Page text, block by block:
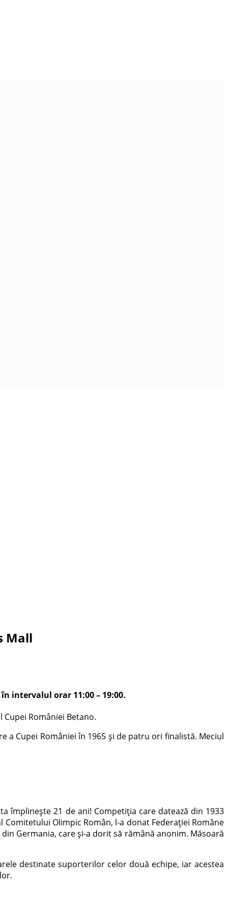
Mall
intervalul orar 11:00 – 19:00.
României Betano.
a Cupei României în 1965 și de patru ori finalistă. Meciul
împlinește 21 de ani! Competiția care datează din 1933
Olimpic Român, l-a donat Federației Române
Germania, care și-a dorit să rămână anonim. Măsoară
destinate suporterilor celor două echipe, iar acestea